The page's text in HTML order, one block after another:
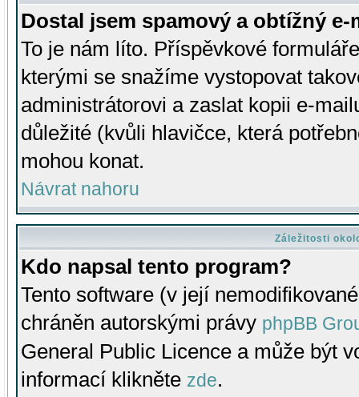
Dostal jsem spamový a obtížný
To je nám líto. Příspěvkové
kterými se snažíme vystopovat
administrátorovi a zaslat kopii e-
důležité (kvůli hlavičce, která
mohou konat.
Návrat nahoru
Záležitosti
Kdo napsal tento program?
Tento software (v její
chráněn autorskými právy phpBB
General Public Licence a může být
informací klikněte zde.